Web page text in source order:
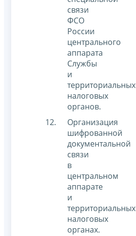
связи
ФСО
России
центрального
аппарата
Службы
и
территориальных
налоговых
органов.
Организация
шифрованной
документальной
связи
в
центральном
аппарате
и
территориальных
налоговых
органах.